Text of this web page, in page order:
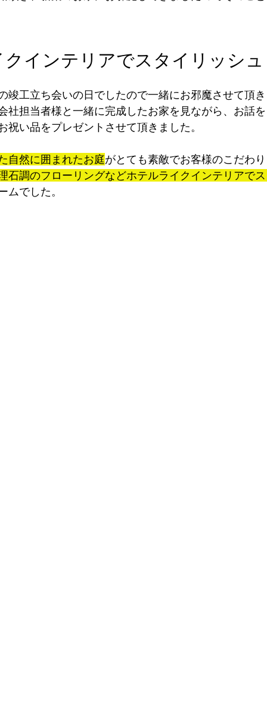
インテリアでスタイリッシュ
竣工立ち会いの日でしたので一緒にお邪魔させて頂
社担当者様と一緒に完成したお家を見ながら、お話
祝い品をプレゼントさせて頂きました。
自然に囲まれたお庭がとても素敵でお客様のこだわ
石調のフローリングなどホテルライクインテリアで
ムでした。